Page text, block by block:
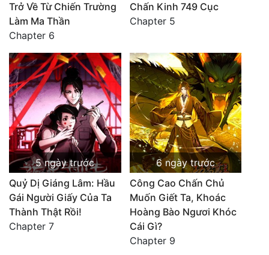
Trở Về Từ Chiến Trường
Làm Ma Thần
Chapter 6
Chấn Kinh 749 Cục
Chapter 5
5 ngày trước
Quỷ Dị Giáng Lâm: Hầu
Gái Người Giấy Của Ta
Thành Thật Rồi!
Chapter 7
6 ngày trước
Công Cao Chấn Chủ
Muốn Giết Ta, Khoác
Hoàng Bào Ngươi Khóc
Cái Gì?
Chapter 9